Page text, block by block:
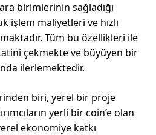
birimlerinin sağladığı
işlem maliyetleri ve hızlı
Tüm bu özellikleri ile
çekmekte ve büyüyen bir
ilerlemektedir.
biri, yerel bir proje
yerli bir coin’e olan
ekonomiye katkı